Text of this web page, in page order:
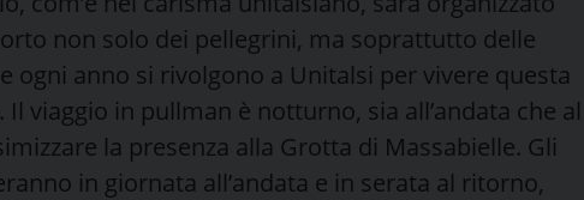
non solo dei pellegrini, ma soprattutto delle
ogni anno si rivolgono a Unitalsi per vivere questa
viaggio in pullman è notturno, sia all’andata che al
la presenza alla Grotta di Massabielle. Gli
in giornata all’andata e in serata al ritorno,